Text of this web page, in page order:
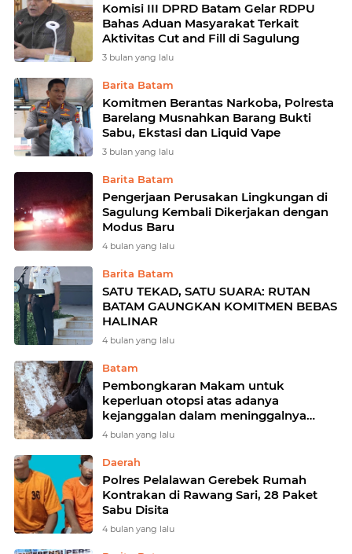
Komisi III DPRD Batam Gelar RDPU
Bahas Aduan Masyarakat Terkait
Aktivitas Cut and Fill di Sagulung
3 bulan yang lalu
Barita Batam
Komitmen Berantas Narkoba, Polresta
Barelang Musnahkan Barang Bukti
Sabu, Ekstasi dan Liquid Vape
3 bulan yang lalu
Barita Batam
Pengerjaan Perusakan Lingkungan di
Sagulung Kembali Dikerjakan dengan
Modus Baru
4 bulan yang lalu
Barita Batam
SATU TEKAD, SATU SUARA: RUTAN
BATAM GAUNGKAN KOMITMEN BEBAS
HALINAR
4 bulan yang lalu
Batam
Pembongkaran Makam untuk
keperluan otopsi atas adanya
kejanggalan dalam meninggalnya
Almarhum Junita Putri Zega
4 bulan yang lalu
Daerah
Polres Pelalawan Gerebek Rumah
Kontrakan di Rawang Sari, 28 Paket
Sabu Disita
4 bulan yang lalu